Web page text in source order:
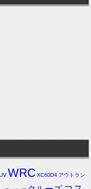
WRC XC60D4 アウトラン